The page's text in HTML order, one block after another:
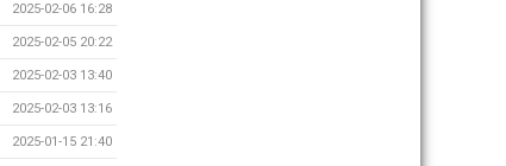
2025-02-06 16:28
2025-02-05 20:22
2025-02-03 13:40
2025-02-03 13:16
2025-01-15 21:40